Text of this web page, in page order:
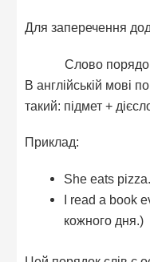
Для заперечення
Слово
В англійській мові
такий: підмет +
Приклад:
She eats pizza.
I read a book
кожного дня.)